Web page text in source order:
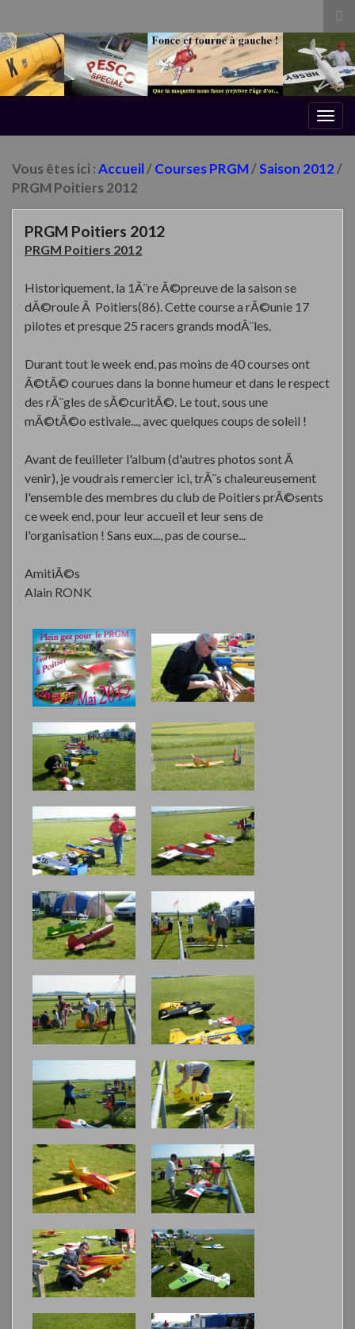
Vous êtes ici :Accueil/Courses PRGM/Saison 2012/
PRGM Poitiers 2012
PRGM Poitiers 2012
PRGM Poitiers 2012
Historiquement, la 1Ã¨re Ã©preuve de la saison se
dÃ©roule Ã Poitiers(86). Cette course a rÃ©unie 17
pilotes et presque 25 racers grands modÃ¨les.
Durant tout le week end, pas moins de 40 courses ont
Ã©tÃ© courues dans la bonne humeur et dans le respect
des rÃ¨gles de sÃ©curitÃ©. Le tout, sous une
mÃ©tÃ©o estivale..., avec quelques coups de soleil !
Avant de feuilleter l'album (d'autres photos sont Ã
venir), je voudrais remercier ici, trÃ¨s chaleureusement
l'ensemble des membres du club de Poitiers prÃ©sents
ce week end, pour leur accueil et leur sens de
l'organisation ! Sans eux..., pas de course...
AmitiÃ©s
Alain RONK